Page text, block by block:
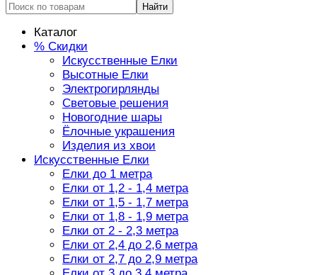
Найти
Каталог
% Скидки
Искусственные Елки
Высотные Елки
Электрогирлянды
Световые решения
Новогодние шары
Ёлочные украшения
Изделия из хвои
Искусственные Елки
Елки до 1 метра
Елки от 1,2 - 1,4 метра
Елки от 1,5 - 1,7 метра
Елки от 1,8 - 1,9 метра
Елки от 2 - 2,3 метра
Елки от 2,4 до 2,6 метра
Елки от 2,7 до 2,9 метра